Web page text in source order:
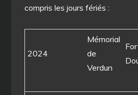
compris les jours fériés :
2024
Mémorial
de
Verdun